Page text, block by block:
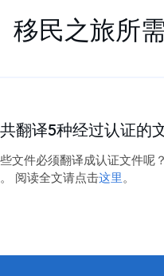
移民之旅所
翻译5种经过认证的
文件必须翻译成认证文件呢
阅读全文请点击这里。